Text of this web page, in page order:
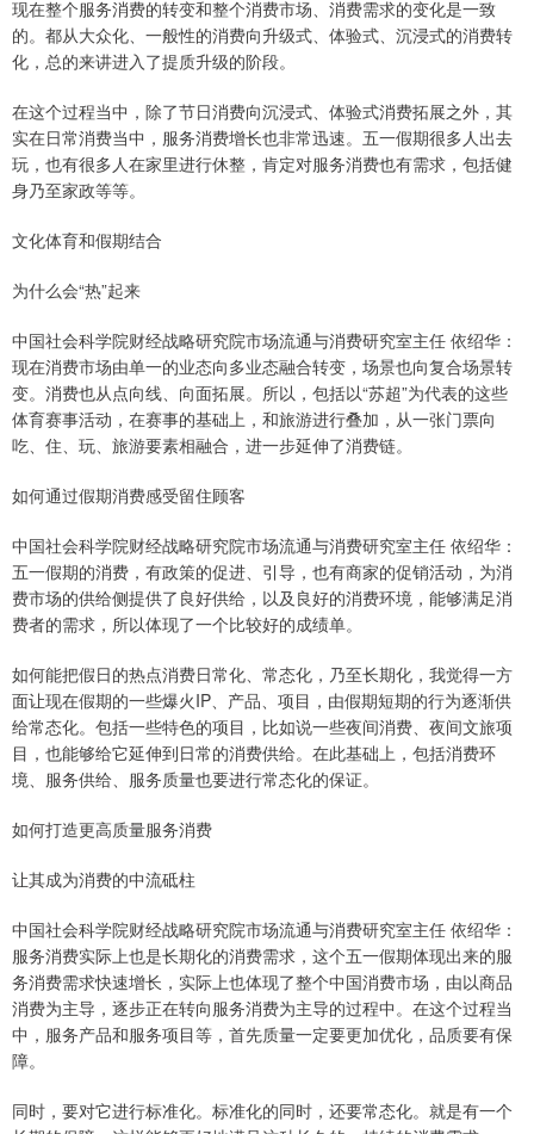
现在整个服务消费的转变和整个消费市场、消费需求的变化是一致
的。都从大众化、一般性的消费向升级式、体验式、沉浸式的消费转
化，总的来讲进入了提质升级的阶段。
在这个过程当中，除了节日消费向沉浸式、体验式消费拓展之外，其
实在日常消费当中，服务消费增长也非常迅速。五一假期很多人出去
玩，也有很多人在家里进行休整，肯定对服务消费也有需求，包括健
身乃至家政等等。
文化体育和假期结合
为什么会“热”起来
中国社会科学院财经战略研究院市场流通与消费研究室主任 依绍华：
现在消费市场由单一的业态向多业态融合转变，场景也向复合场景转
变。消费也从点向线、向面拓展。所以，包括以“苏超”为代表的这些
体育赛事活动，在赛事的基础上，和旅游进行叠加，从一张门票向
吃、住、玩、旅游要素相融合，进一步延伸了消费链。
如何通过假期消费感受留住顾客
中国社会科学院财经战略研究院市场流通与消费研究室主任 依绍华：
五一假期的消费，有政策的促进、引导，也有商家的促销活动，为消
费市场的供给侧提供了良好供给，以及良好的消费环境，能够满足消
费者的需求，所以体现了一个比较好的成绩单。
如何能把假日的热点消费日常化、常态化，乃至长期化，我觉得一方
面让现在假期的一些爆火IP、产品、项目，由假期短期的行为逐渐供
给常态化。包括一些特色的项目，比如说一些夜间消费、夜间文旅项
目，也能够给它延伸到日常的消费供给。在此基础上，包括消费环
境、服务供给、服务质量也要进行常态化的保证。
如何打造更高质量服务消费
让其成为消费的中流砥柱
中国社会科学院财经战略研究院市场流通与消费研究室主任 依绍华：
服务消费实际上也是长期化的消费需求，这个五一假期体现出来的服
务消费需求快速增长，实际上也体现了整个中国消费市场，由以商品
消费为主导，逐步正在转向服务消费为主导的过程中。在这个过程当
中，服务产品和服务项目等，首先质量一定要更加优化，品质要有保
障。
同时，要对它进行标准化。标准化的同时，还要常态化。就是有一个